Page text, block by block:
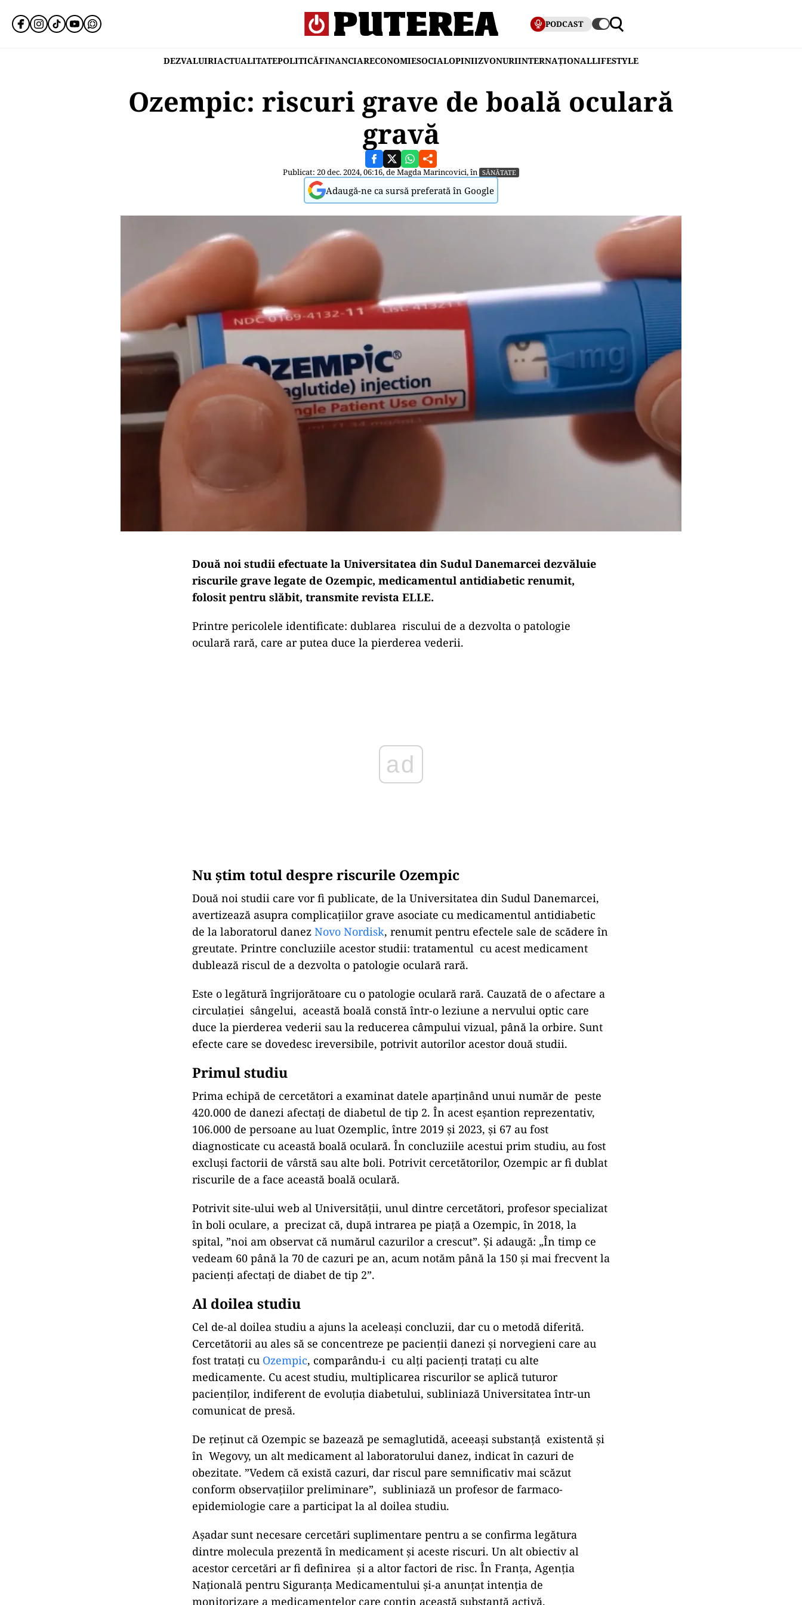
PODCAST
DEZVALUIRIACTUALITATEPOLITICĂFINANCIARECONOMIESOCIALOPINIIZVONURIINTERNAȚIONALLIFESTYLE
Ozempic: riscuri grave de boală oculară
gravă
Publicat: 20 dec. 2024, 06:16, deMagda Marincovici, în SĂNĂTATE
Adaugă-ne ca sursă preferată în Google
Două noi studii efectuate la Universitatea din Sudul Danemarcei dezvăluie
riscurile grave legate de Ozempic, medicamentul antidiabetic renumit,
folosit pentru slăbit, transmite revista ELLE.
Printre pericolele identificate: dublarea riscului de a dezvolta o patologie
oculară rară, care ar putea duce la pierderea vederii.
Nu știm totul despre riscurile Ozempic
Două noi studii care vor fi publicate, de la Universitatea din Sudul Danemarcei,
avertizează asupra complicațiilor grave asociate cu medicamentul antidiabetic
de la laboratorul danez Novo Nordisk, renumit pentru efectele sale de scădere în
greutate. Printre concluziile acestor studii: tratamentul cu acest medicament
dublează riscul de a dezvolta o patologie oculară rară.
Este o legătură îngrijorătoare cu o patologie oculară rară. Cauzată de o afectare a
circulației sângelui, această boală constă într-o leziune a nervului optic care
duce la pierderea vederii sau la reducerea câmpului vizual, până la orbire. Sunt
efecte care se dovedesc ireversibile, potrivit autorilor acestor două studii.
Primul studiu
Prima echipă de cercetători a examinat datele aparținând unui număr de peste
420.000 de danezi afectați de diabetul de tip 2. În acest eșantion reprezentativ,
106.000 de persoane au luat Ozemplic, între 2019 și 2023, și 67 au fost
diagnosticate cu această boală oculară. În concluziile acestui prim studiu, au fost
excluși factorii de vârstă sau alte boli. Potrivit cercetătorilor, Ozempic ar fi dublat
riscurile de a face această boală oculară.
Potrivit site-ului web al Universității, unul dintre cercetători, profesor specializat
în boli oculare, a precizat că, după intrarea pe piață a Ozempic, în 2018, la
spital, ”noi am observat că numărul cazurilor a crescut”. Și adaugă: „În timp ce
vedeam 60 până la 70 de cazuri pe an, acum notăm până la 150 și mai frecvent la
pacienți afectați de diabet de tip 2”.
Al doilea studiu
Cel de-al doilea studiu a ajuns la aceleași concluzii, dar cu o metodă diferită.
Cercetătorii au ales să se concentreze pe pacienții danezi și norvegieni care au
fost tratați cu Ozempic, comparându-i cu alți pacienți tratați cu alte
medicamente. Cu acest studiu, multiplicarea riscurilor se aplică tuturor
pacienților, indiferent de evoluția diabetului, subliniază Universitatea într-un
comunicat de presă.
De reținut că Ozempic se bazează pe semaglutidă, aceeași substanță existentă și
în Wegovy, un alt medicament al laboratorului danez, indicat în cazuri de
obezitate. ”Vedem că există cazuri, dar riscul pare semnificativ mai scăzut
conform observațiilor preliminare”, subliniază un profesor de farmaco-
epidemiologie care a participat la al doilea studiu.
Așadar sunt necesare cercetări suplimentare pentru a se confirma legătura
dintre molecula prezentă în medicament și aceste riscuri. Un alt obiectiv al
acestor cercetări ar fi definirea și a altor factori de risc. În Franța, Agenția
Națională pentru Siguranța Medicamentului și-a anunțat intenția de
monitorizare a medicamentelor care conțin această substanță activă.